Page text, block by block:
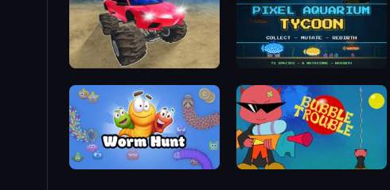
Pixel Aquarium Tycoon
Worm Hunt Bubble Trouble